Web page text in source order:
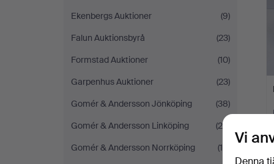
Ekenbergs Auktioner
(9)
Falun Auktionsbyrå
(23)
Formstad Auktioner
(10)
Garpenhus Auktioner
(23)
Gomér & Andersson Jönköping
(38)
Gomér & Andersson Linköping
(20)
Gomér & Andersson Norrköping
(18)
Vi
Denna